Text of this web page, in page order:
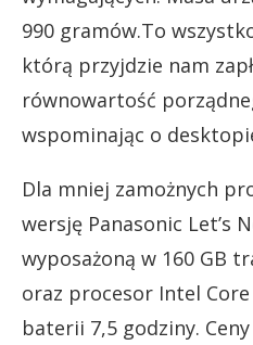
990 gramów.To
którą przyjdzie nam
równowartość
wspominając o
Dla mniej zamożnych
wersję Panasonic Let’s
wyposażoną w 160 GB
oraz procesor Intel Core
baterii 7,5 godziny.